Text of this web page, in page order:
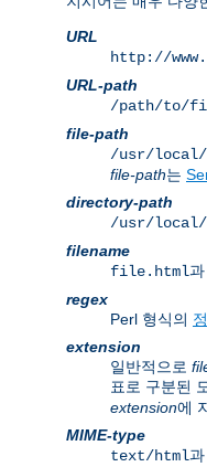
URL
http://
URL-path
/path/to/
file-path
/usr/local/
file-path는
directory-path
/usr/local/
filename
file.html
regex
Perl 형식의
extension
일반적으로
표로 구분된
extension에
MIME-type
text/html